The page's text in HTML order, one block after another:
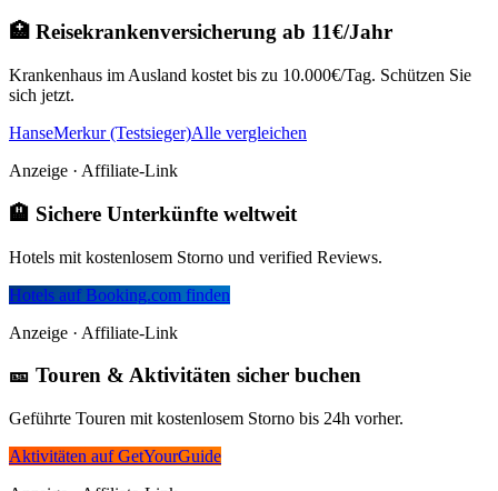
🏥 Reisekrankenversicherung ab 11€/Jahr
Krankenhaus im Ausland kostet bis zu 10.000€/Tag. Schützen Sie
sich jetzt.
HanseMerkur (Testsieger)Alle vergleichen
Anzeige · Affiliate-Link
🏨 Sichere Unterkünfte weltweit
Hotels mit kostenlosem Storno und verified Reviews.
Hotels auf Booking.com finden
Anzeige · Affiliate-Link
🎫 Touren & Aktivitäten sicher buchen
Geführte Touren mit kostenlosem Storno bis 24h vorher.
Aktivitäten auf GetYourGuide